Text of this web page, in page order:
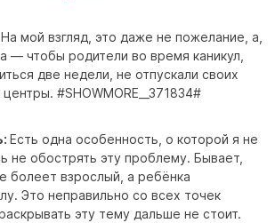
На мой взгляд, это даже не пожелание, а,
— чтобы родители во время каникул,
две недели, не отпускали своих
#SHOWMORE__371834#
Есть одна особенность, о которой я не
не обострять эту проблему. Бывает,
болеет взрослый, а ребёнка
Это неправильно со всех точек
эту тему дальше не стоит.